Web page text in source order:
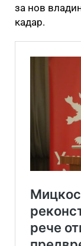
за нов
кадар.